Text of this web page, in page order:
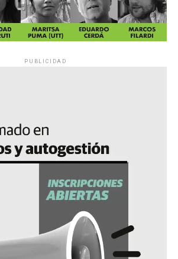
PUBLICIDAD